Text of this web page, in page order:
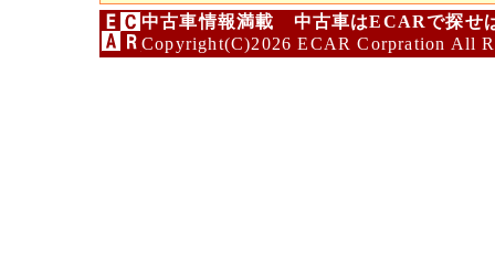
中古車情報満載 中古車はECARで探せ
Copyright(C)2026 ECAR Corpration All